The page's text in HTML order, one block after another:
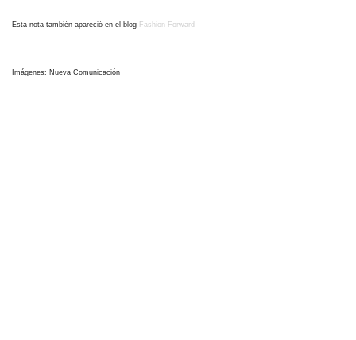
Esta nota también apareció en el blog Fashion Forward
Imágenes: Nueva Comunicación